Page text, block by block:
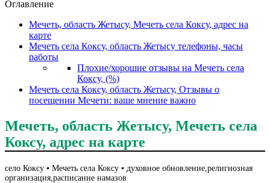
Оглавление
Мечеть, область Жетысу, Мечеть села Коксу, адрес на
карте
Мечеть села Коксу, область Жетысу телефоны, часы
работы
Плохие/хорошие отзывы на Мечеть села
Коксу, (%)
Мечеть села Коксу, область Жетысу, Отзывы о
посещении Мечети: ваше мнение важно
Мечеть, область Жетысу, Мечеть села
Коксу, адрес на карте
село Коксу ▪️ Мечеть села Коксу ▪️ духовное обновление,религиозная
организация,расписание намазов